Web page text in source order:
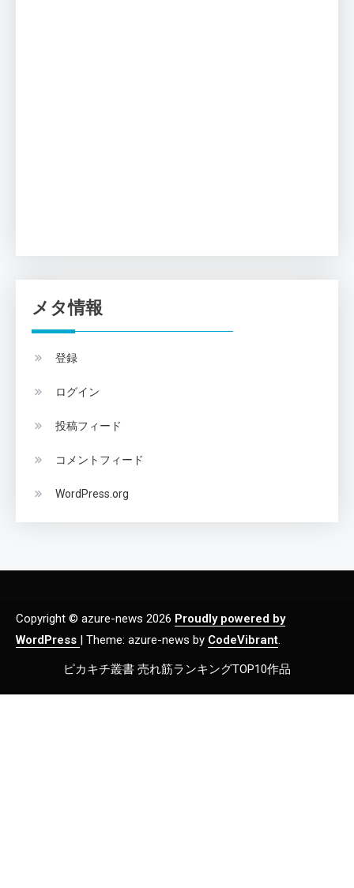
メタ情報
登録
ログイン
投稿フィード
コメントフィード
WordPress.org
Copyright © azure-news 2026 Proudly powered by
WordPress | Theme: azure-news by CodeVibrant.
ピカキチ叢書 売れ筋ランキングTOP10作品